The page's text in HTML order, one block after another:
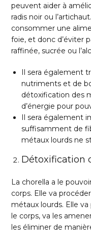
peuvent aider à
radis noir ou
consommer une
foie, et donc d’éviter
raffinée, sucrée ou
Il sera également
nutriments et de
détoxification des
d’énergie pour
Il sera également
suffisamment de
métaux lourds ne
Détoxification
La chorella a le
corps. Elle va
métaux lourds. Elle
le corps, va les
les éliminer de